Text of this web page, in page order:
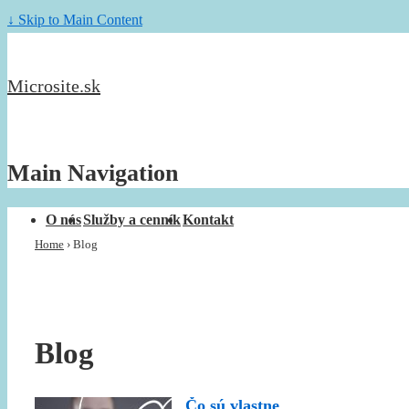
↓ Skip to Main Content
Microsite.sk
Main Navigation
O násSlužby a cenníkKontakt
Home › Blog
Blog
Čo sú vlastne